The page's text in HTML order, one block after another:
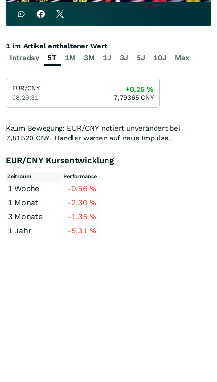
Kaum Bewegung: EUR/CNY notiert unverändert bei
7,81520 CNY. Händler warten auf neue Impulse.
EUR/CNY Kursentwicklung
Zeitraum Performance
1 Woche -0,56%
1 Monat
-2,30%
3 Monate
-1,35%
1 Jahr
-5,31%
Intraday 5T 1M 3M 1J 3J 5J 10J Max
1 im Artikel enthaltener Wert
EUR/CNY
08:29:31
+0,25%
7,79365 CNY